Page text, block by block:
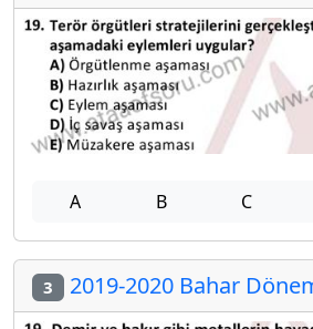
A B C
3 2019-2020 Bahar